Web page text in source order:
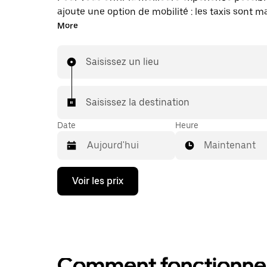
ajoute une option de mobilité : les taxis sont
disponibles dans l'application. Uber Taxi : un
More
Saisissez un lieu
Saisissez la destination
Date
Appuyez
la
ouvrir
Heure
Maintenant
Voir les prix